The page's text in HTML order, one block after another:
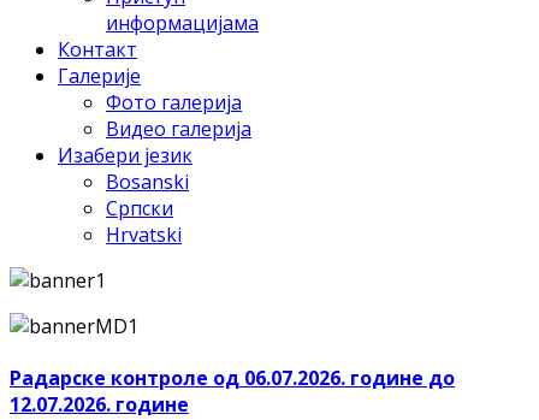
информацијама
Контакт
Галерије
Фото галерија
Видео галерија
Изабери језик
Bosanski
Српски
Hrvatski
Радарске контроле од 06.07.2026. године до
12.07.2026. године